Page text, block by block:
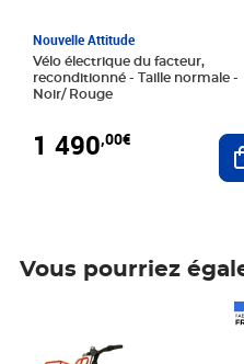
Nouvelle Attitude
Vélo électrique du facteur,
reconditionné - Taille normale -
Noir/ Rouge
1 490,00€
Vous pourriez